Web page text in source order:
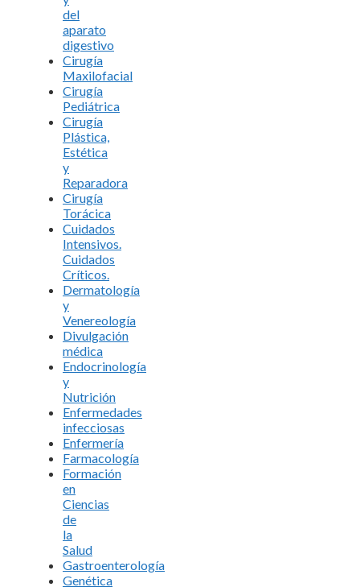
del
aparato
digestivo
Cirugía
Maxilofacial
Cirugía
Pediátrica
Cirugía
Plástica,
Estética
y
Reparadora
Cirugía
Torácica
Cuidados
Intensivos.
Cuidados
Críticos.
Dermatología
y
Venereología
Divulgación
médica
Endocrinología
y
Nutrición
Enfermedades
infecciosas
Enfermería
Farmacología
Formación
en
Ciencias
de
la
Salud
Gastroenterología
Genética